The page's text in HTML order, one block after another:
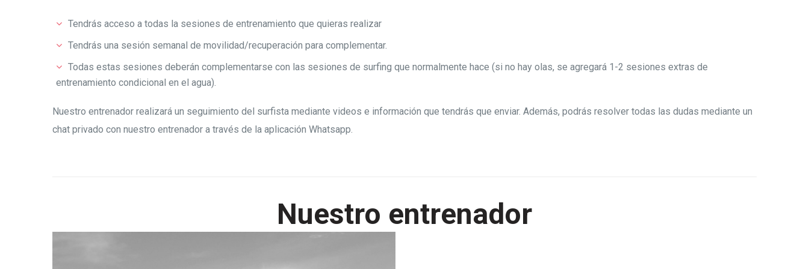
Tendrás acceso a todas la sesiones de entrenamiento que quieras realizar
Tendrás una sesión semanal de movilidad/recuperación para complementar.
Todas estas sesiones deberán complementarse con las sesiones de surfing que normalmente hace (si no hay olas, se agregará 1-2 sesiones extras de
entrenamiento condicional en el agua).
Nuestro entrenador realizará un seguimiento del surfista mediante videos e información que tendrás que enviar. Además, podrás resolver todas las dudas mediante un
chat privado con nuestro entrenador a través de la aplicación Whatsapp.
Nuestro entrenador